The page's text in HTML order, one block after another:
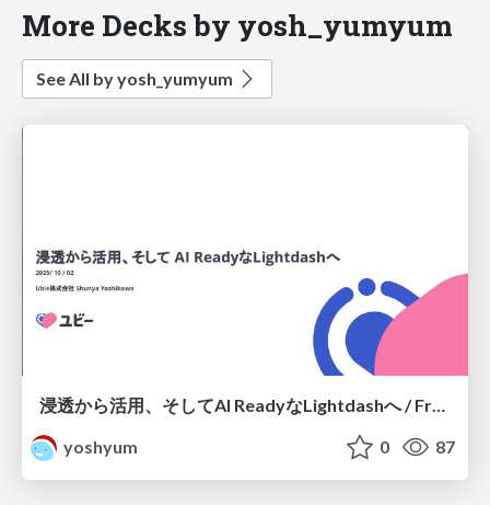
More Decks by yosh_yumyum
See All by yosh_yumyum
浸透から活用、そしてAI ReadyなLightdashへ / From Adoption to Utilization, and Towards an AI-Ready Lightdash.
yoshyum
0 87